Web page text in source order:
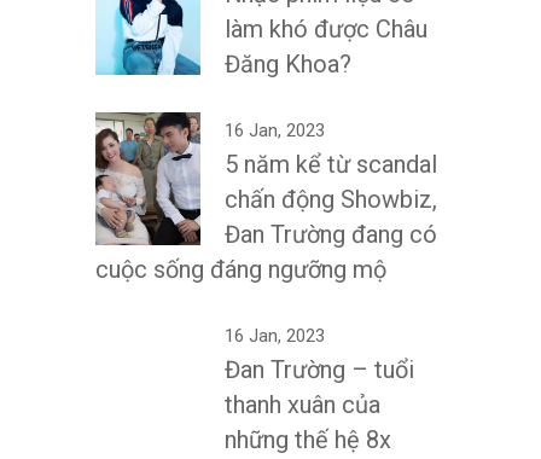
làm khó được Châu
Đăng Khoa?
16 Jan, 2023
5 năm kể từ scandal
chấn động Showbiz,
Đan Trường đang có
cuộc sống đáng ngưỡng mộ
16 Jan, 2023
Đan Trường – tuổi
thanh xuân của
những thế hệ 8x